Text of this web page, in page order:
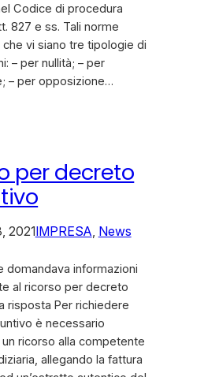
Codice di procedura
827 e ss. Tali norme
vi siano tre tipologie di
– per nullità; – per
– per opposizione…
per decreto
2021IMPRESA News
domandava informazioni
al ricorso per decreto
risposta Per richiedere
è necessario
ricorso alla competente
allegando la fattura